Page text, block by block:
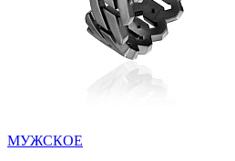
МУЖСКОЕ